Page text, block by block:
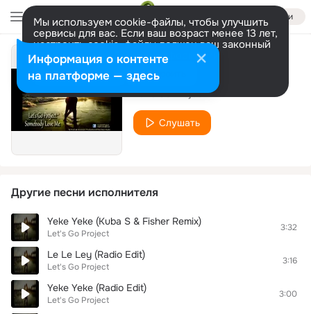
Войти
Мы используем cookie-файлы, чтобы улучшить
сервисы для вас. Если ваш возраст менее 13 лет,
настроить cookie-файлы должен ваш законный
представитель. Больше информации
Разрешить все Настроить
Yeke Yeke
Let's Go Project
Слушать
Другие песни исполнителя
Yeke Yeke (Kuba S & Fisher Remix)
Let's Go Project
3:32
Le Le Ley (Radio Edit)
Let's Go Project
3:16
Yeke Yeke (Radio Edit)
Let's Go Project
3:00
Информация о контенте
на платформе — здесь